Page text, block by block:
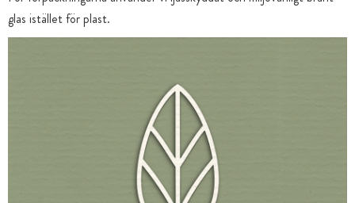
glas istället för plast.